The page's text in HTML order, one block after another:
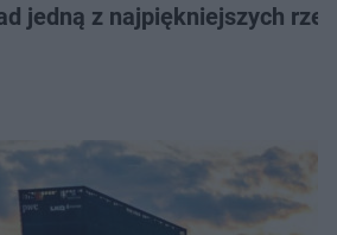
jedną z najpiękniejszych